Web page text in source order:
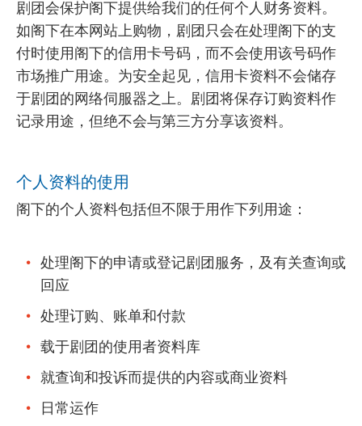
剧团会保护阁下提供给我们的任何个人财务资料。
如阁下在本网站上购物，剧团只会在处理阁下的支
付时使用阁下的信用卡号码，而不会使用该号码作
市场推广用途。为安全起见，信用卡资料不会储存
于剧团的网络伺服器之上。剧团将保存订购资料作
记录用途，但绝不会与第三方分享该资料。
个人资料的使用
阁下的个人资料包括但不限于用作下列用途：
处理阁下的申请或登记剧团服务，及有关查询或
回应
处理订购、账单和付款
载于剧团的使用者资料库
就查询和投诉而提供的内容或商业资料
日常运作